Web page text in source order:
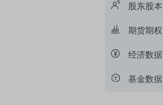
股东股本
期货期权
经济数据
基金数据